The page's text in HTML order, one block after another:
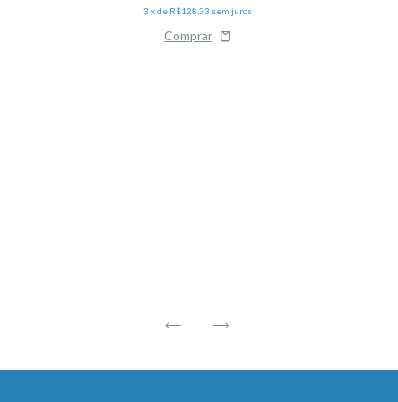
3 x de R$128,33 sem juros